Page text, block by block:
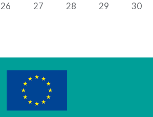
26 27 28 29
30